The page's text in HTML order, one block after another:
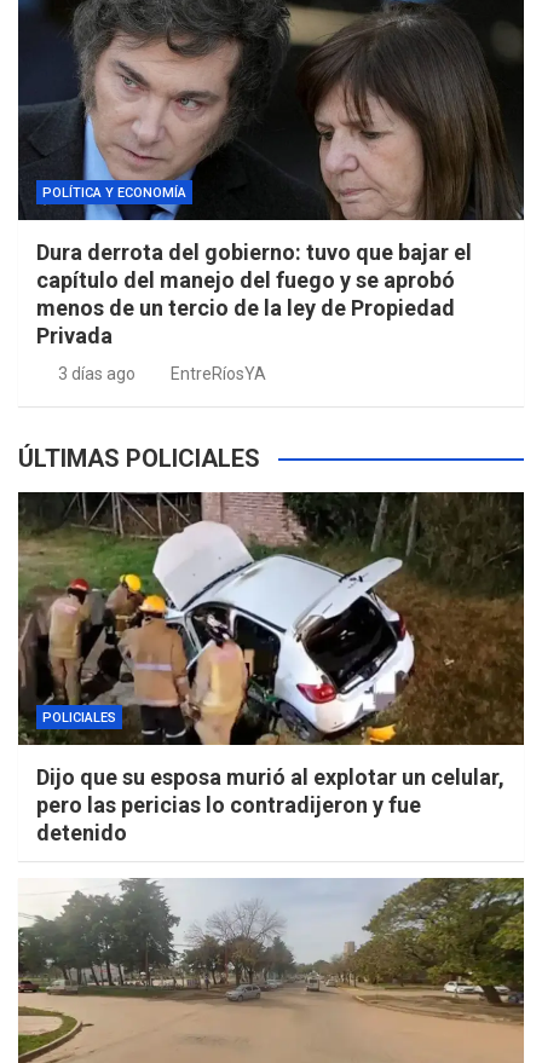
POLÍTICA Y ECONOMÍA
Dura derrota del gobierno: tuvo que bajar el
capítulo del manejo del fuego y se aprobó
menos de un tercio de la ley de Propiedad
Privada
3 días ago EntreRíosYA
ÚLTIMAS POLICIALES
POLICIALES
Dijo que su esposa murió al explotar un celular,
pero las pericias lo contradijeron y fue
detenido